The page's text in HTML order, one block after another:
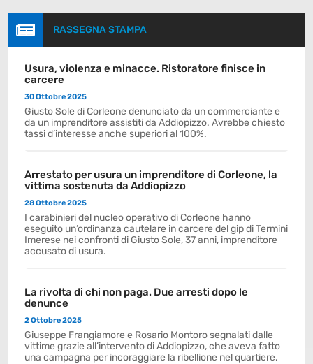
 RASSEGNA STAMPA
Usura, violenza e minacce. Ristoratore finisce in
carcere
30 Ottobre 2025
Giusto Sole di Corleone denunciato da un commerciante e
da un imprenditore assistiti da Addiopizzo. Avrebbe chiesto
tassi d’interesse anche superiori al 100%.
Arrestato per usura un imprenditore di Corleone, la
vittima sostenuta da Addiopizzo
28 Ottobre 2025
I carabinieri del nucleo operativo di Corleone hanno
eseguito un’ordinanza cautelare in carcere del gip di Termini
Imerese nei confronti di Giusto Sole, 37 anni, imprenditore
accusato di usura.
La rivolta di chi non paga. Due arresti dopo le
denunce
2 Ottobre 2025
Giuseppe Frangiamore e Rosario Montoro segnalati dalle
vittime grazie all’intervento di Addiopizzo, che aveva fatto
una campagna per incoraggiare la ribellione nel quartiere.